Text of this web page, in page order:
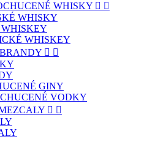
WHISKY  
WHISKY
WHISKEY
 
GINY
VODKY
 